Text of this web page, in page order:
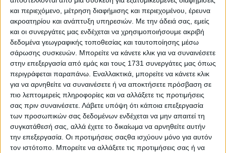
και περιεχόμενο, μέτρηση διαφήμισης και περιεχομένου, έρευνα
ακροατηρίου και ανάπτυξη υπηρεσιών. Με την άδειά σας, εμείς
και οι συνεργάτες μας ενδέχεται να χρησιμοποιήσουμε ακριβή
δεδομένα γεωγραφικής τοποθεσίας και ταυτοποίησης μέσω
σάρωσης συσκευών. Μπορείτε να κάνετε κλικ για να συναινέσετε
στην επεξεργασία από εμάς και τους 1731 συνεργάτες μας όπως
περιγράφεται παραπάνω. Εναλλακτικά, μπορείτε να κάνετε κλικ
για να αρνηθείτε να συναινέσετε ή να αποκτήσετε πρόσβαση σε
πιο λεπτομερείς πληροφορίες και να αλλάξετε τις προτιμήσεις
σας πριν συναινέσετε. Λάβετε υπόψη ότι κάποια επεξεργασία
των προσωπικών σας δεδομένων ενδέχεται να μην απαιτεί τη
συγκατάθεσή σας, αλλά έχετε το δικαίωμα να αρνηθείτε αυτήν
την επεξεργασία. Οι προτιμήσεις σαςθα ισχύουν μόνο για αυτόν
τον ιστότοπο. Μπορείτε να αλλάξετε τις προτιμήσεις σας ή να
Ενισχυμένα στον εθνικό φάκελο τα
Βιολογικά και οι τοπικές ποικιλίες
ΒΙΒΛΙΟΘΗΚΗ